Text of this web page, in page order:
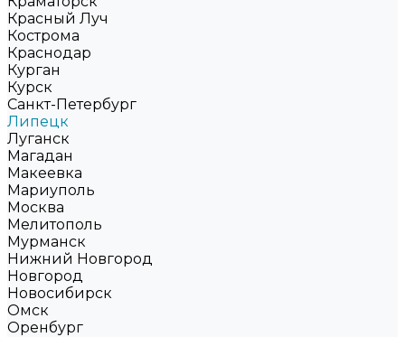
Красный Луч
Кострома
Краснодар
Курган
Курск
Санкт-Петербург
Липецк
Луганск
Магадан
Макеевка
Мариуполь
Москва
Мелитополь
Мурманск
Нижний Новгород
Новгород
Новосибирск
Омск
Оренбург